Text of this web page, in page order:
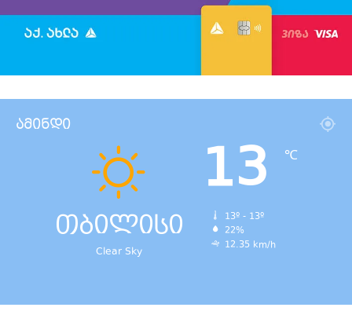
ამინდი
თბილისი
Clear Sky
13 ℃
13º - 13º
22%
12.35 km/h